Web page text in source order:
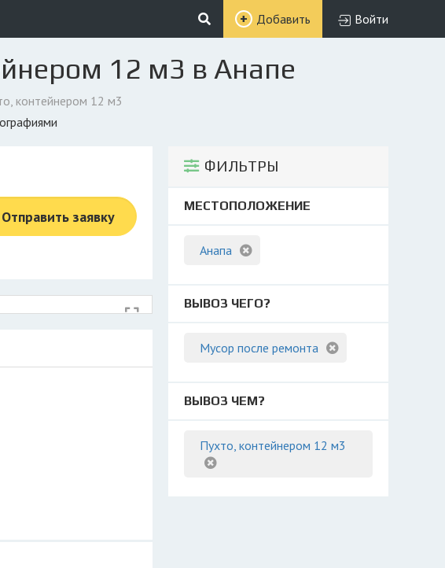
Добавить Войти
12 м3 в Анапе
контейнером 12 м3
ФИЛЬТРЫ
МЕСТОПОЛОЖЕНИЕ
Анапа
ВЫВОЗ ЧЕГО?
Мусор после ремонта
ВЫВОЗ ЧЕМ?
Пухто, контейнером 12 м3
Отправить заявку